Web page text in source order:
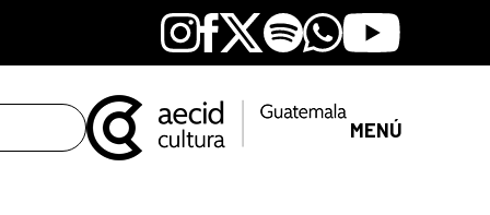
Instagram
Facebook
X SpotifyWhatsapp
Youtube
MENÚ